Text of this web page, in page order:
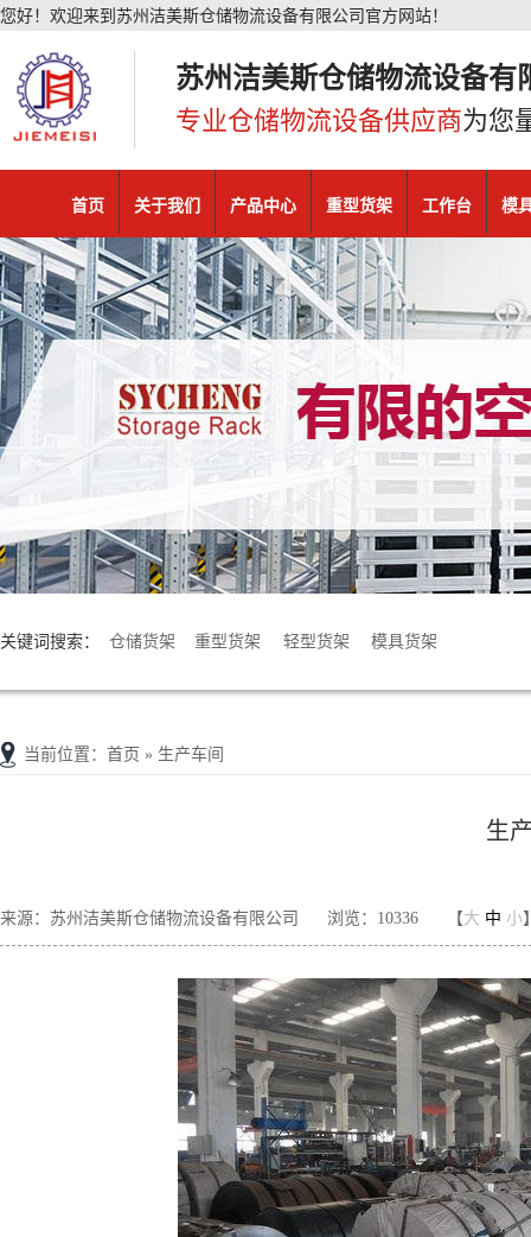
您好！欢迎来到苏州洁美斯仓储物流设备有限公司官方网站！
苏州洁美斯仓储物流设备有
专业仓储物流设备供应商为您
首页 关于我们 产品中心 重型货架 工作台 模
关键词搜索： 仓储货架 重型货架 轻型货架 模具货架
当前位置 ： 首页 » 生产车间
生
来源：苏州洁美斯仓储物流设备有限公司 浏览：10336 【大 中 小